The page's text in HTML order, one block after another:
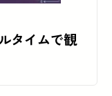
タイムで観